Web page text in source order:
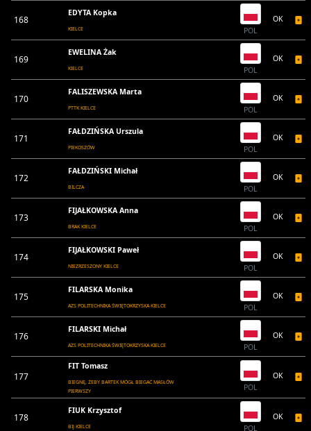
168
EDYTA Kopka
KIELCE POL
OK
169
EWELINA Żak
KIELCE POL
OK
170
FALISZEWSKA Marta
PTTK KIELCE POL
OK
171
FAŁDZIŃSKA Urszula
PIEKOSZÓW POL
OK
172
FAŁDZIŃSKI Michał
BILCZA POL
OK
173
FIJAŁKOWSKA Anna
BRAK KIELCE POL
OK
174
FIJAŁKOWSKI Paweł
NIEZRZESZONY KIELCE POL
OK
175
FILARSKA Monika
AZS POLITECHNIKA ŚWIĘTOKRZYSKA KIELCE POL
OK
176
FILARSKI Michał
AZS POLITECHNIKA ŚWIĘTOKRZYSKA KIELCE POL
OK
177
FIT Tomasz
BIEGNĘ, ŻEBY BARTEK MÓGŁ BIEGAĆ MASŁÓW
PIERWSZY
POL
OK
178
FIUK Krzysztof
BIJ KIELCE POL
OK